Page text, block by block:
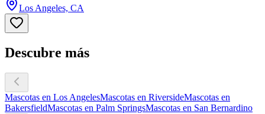
Los Angeles, CA
Descubre más
Mascotas en Los AngelesMascotas en RiversideMascotas en
BakersfieldMascotas en Palm SpringsMascotas en San Bernardino